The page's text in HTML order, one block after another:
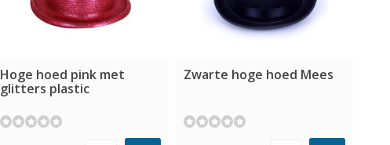
Hoge hoed pink met
glitters plastic
Zwarte hoge hoed Mees